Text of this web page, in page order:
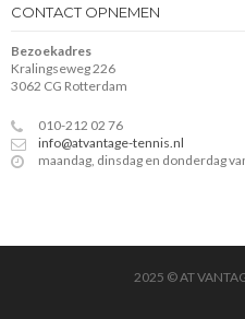
CONTACT OPNEMEN
Bezoekadres
Kralingseweg 226
3062 CG Rotterdam
010-212 02 76
info@atvantage-tennis.nl
maandag, dinsdag en donderdag
2025 © AT